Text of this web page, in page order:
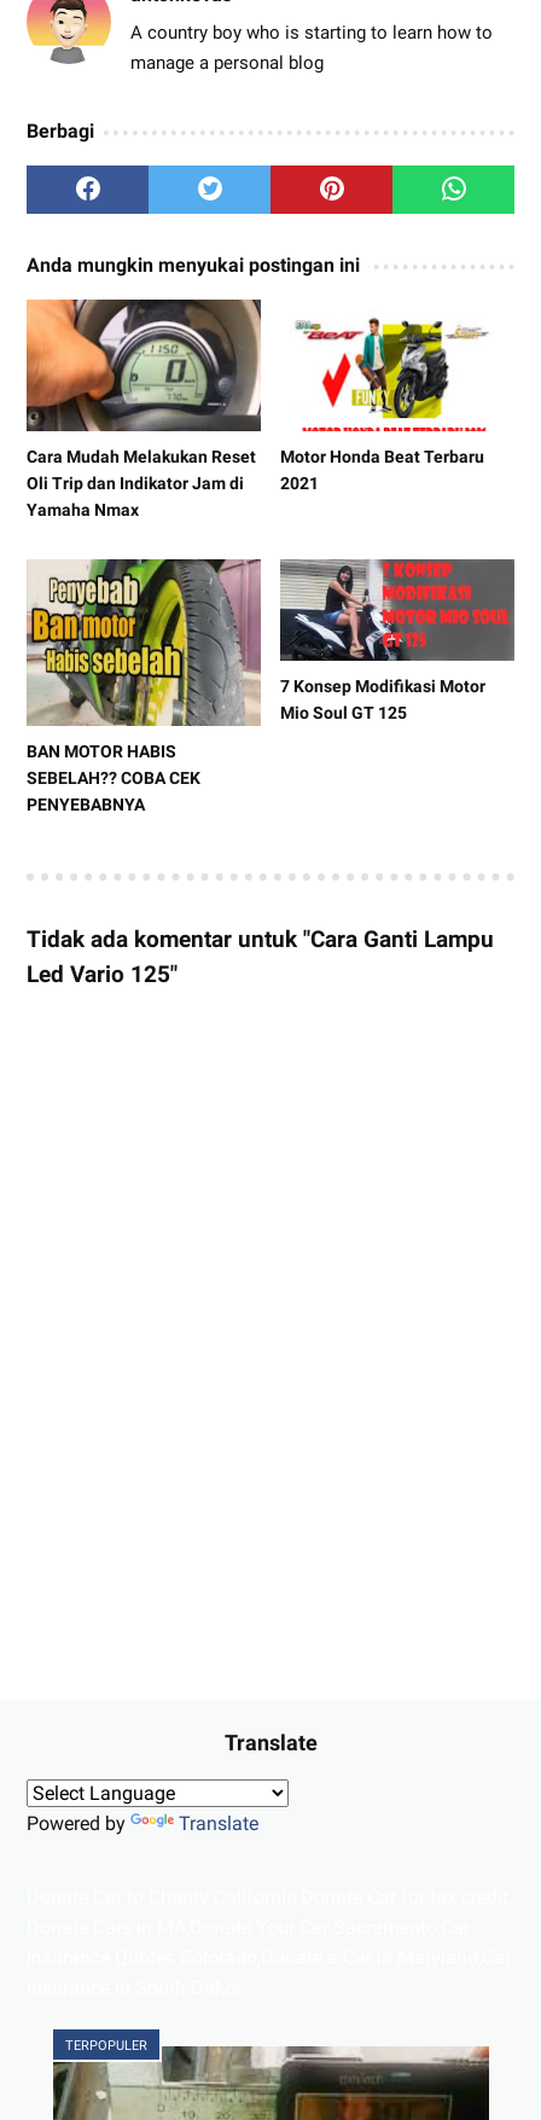
A country boy who is starting to learn how to
manage a personal blog
Berbagi
Anda mungkin menyukai postingan ini
Cara Mudah Melakukan Reset
Oli Trip dan Indikator Jam di
Yamaha Nmax
Motor Honda Beat Terbaru
2021
BAN MOTOR HABIS
SEBELAH?? COBA CEK
PENYEBABNYA
7 Konsep Modifikasi Motor
Mio Soul GT 125
Tidak ada komentar untuk "Cara Ganti Lampu
Led Vario 125"
Translate
Powered by Translate
TERPOPULER